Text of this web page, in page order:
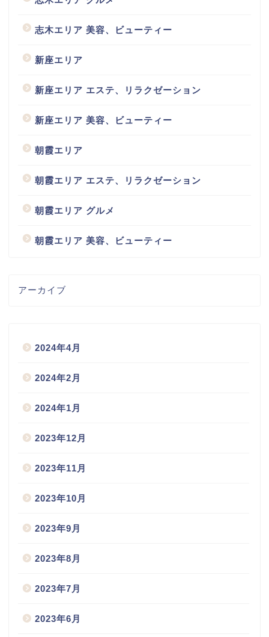
志木エリア 美容、ビューティー
新座エリア
新座エリア エステ、リラクゼーション
新座エリア 美容、ビューティー
朝霞エリア
朝霞エリア エステ、リラクゼーション
朝霞エリア グルメ
朝霞エリア 美容、ビューティー
アーカイブ
2024年4月
2024年2月
2024年1月
2023年12月
2023年11月
2023年10月
2023年9月
2023年8月
2023年7月
2023年6月